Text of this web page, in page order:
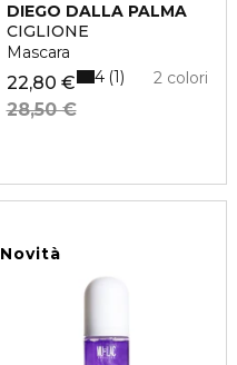
DIEGO DALLA PALMA
CIGLIONE
Mascara
22,80 €
28,50 €
2 colori
4 1
Novità